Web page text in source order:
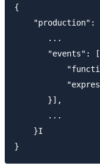
{
"production":
       ...
"events":
       }],
       ...
    }I